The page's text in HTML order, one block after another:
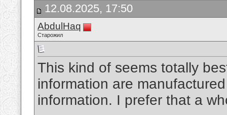
12.08.2025, 17:50
AbdulHaq
Старожил
This kind of seems totally
information are
information. I prefer that a